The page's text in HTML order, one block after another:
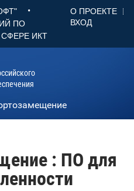
•
ПО
ИКТ
О ПРОЕКТЕ
ВХОД
: ПО для